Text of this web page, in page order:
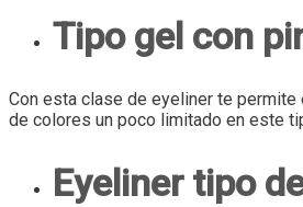
Tipo gel con
Con esta clase de eyeliner te permite
de colores un poco limitado en este
Eyeliner tipo